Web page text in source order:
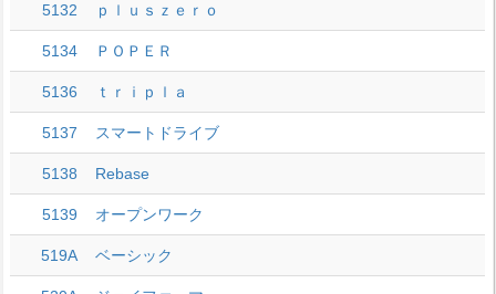
5132 ｐｌｕｓｚｅｒｏ
5134 ＰＯＰＥＲ
5136 ｔｒｉｐｌａ
5137 スマートドライブ
5138 Rebase
5139 オープンワーク
519A ベーシック